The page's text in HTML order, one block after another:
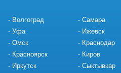
Волгоград
Уфа
Омск
Красноярск
Иркутск
Самара
Ижевск
Краснодар
Киров
Сыктывкар